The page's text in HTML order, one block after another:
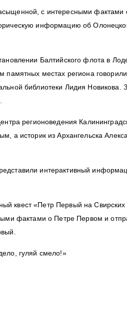
с интересными фактами
информацию об
Балтийского флота в
местах региона
библиотеки Лидия
регионоведения
а историк из Архангельска
интерактивный
квест «Петр Первый на
фактами о Петре Первом и
гуляй смело!»